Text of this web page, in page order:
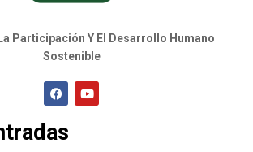
Participación Y El Desarrollo Humano
Sostenible